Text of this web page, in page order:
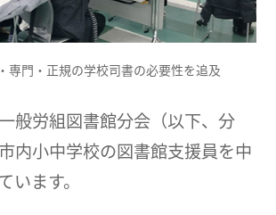
専門・正規の学校司書の必要性を追及
般労組図書館分会（以下、分
内小中学校の図書館支援員を中
います。